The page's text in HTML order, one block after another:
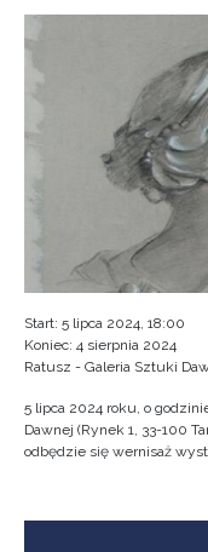
Start: 5 lipca 2024, 18:00
Koniec: 4 sierpnia 2024
Ratusz - Galeria Sztuki
5 lipca 2024 roku, o
Dawnej (Rynek 1, 33-100
odbędzie się wernisaż